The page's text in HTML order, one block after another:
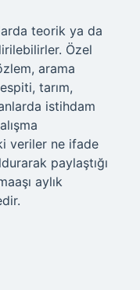
teorik ya da
Özel
arama
tarım,
istihdam
veriler ne ifade
paylaştığı
aylık